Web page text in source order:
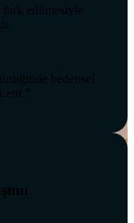
fark edilmesiyle
bedensel
etti.”